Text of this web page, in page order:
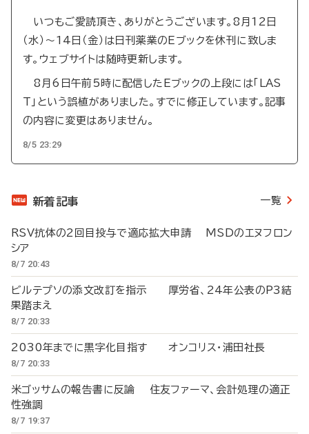
いつもご愛読頂き、ありがとうございます。8月12日
（水）～14日（金）は日刊薬業のEブックを休刊に致しま
す。ウェブサイトは随時更新します。
8月6日午前5時に配信したEブックの上段には「LAS
T」という誤植がありました。すでに修正しています。記事
の内容に変更はありません。
8/5 23:29
新着記事 一覧
RSV抗体の2回目投与で適応拡大申請 MSDのエヌフロン
シア
8/7 20:43
ビルテプソの添文改訂を指示 厚労省、24年公表のP3結
果踏まえ
8/7 20:33
2030年までに黒字化目指す オンコリス・浦田社長
8/7 20:33
米ゴッサムの報告書に反論 住友ファーマ、会計処理の適正
性強調
8/7 19:37